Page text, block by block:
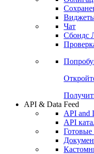
Чат
Сбондс
API & Data Feed
API and
API
Готовые